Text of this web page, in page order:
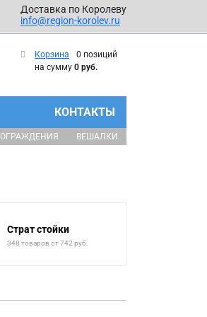
Доставка по Королеву
info@region-korolev.ru
Корзина
0 позиций
на сумму 0 руб.
КОНТАКТЫ
ОГРАЖДЕНИЯ ВЕШАЛКИ
Страт стойки
348 товаров от 742 руб.